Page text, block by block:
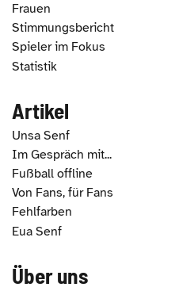
Frauen
Stimmungsbericht
Spieler im Fokus
Statistik
Artikel
Unsa Senf
Im Gespräch mit...
Fußball offline
Von Fans, für Fans
Fehlfarben
Eua Senf
Über uns